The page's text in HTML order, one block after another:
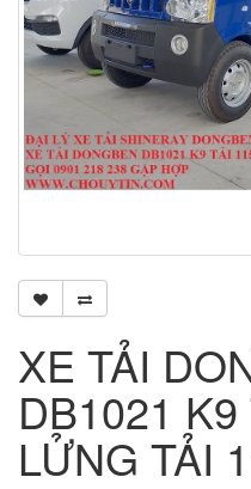
XE TẢI
DB1021
LỬNG TẢI